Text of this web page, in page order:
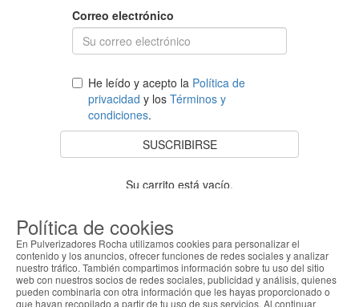
Correo electrónico
He leído y acepto la Política de
privacidad y los Términos y
condiciones.
SUSCRIBIRSE
Su carrito está vacío.
Apoyo al cliente
Política de cookies
En Pulverizadores Rocha utilizamos cookies para personalizar el
contenido y los anuncios, ofrecer funciones de redes sociales y analizar
nuestro tráfico. También compartimos información sobre tu uso del sitio
web con nuestros socios de redes sociales, publicidad y análisis, quienes
pueden combinarla con otra información que les hayas proporcionado o
que hayan recopilado a partir de tu uso de sus servicios. Al continuar